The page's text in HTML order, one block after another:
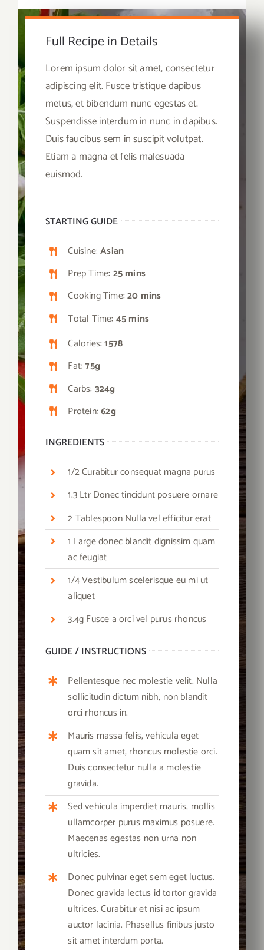
Full Recipe in Details
Lorem ipsum dolor sit amet, consectetur
adipiscing elit. Fusce tristique dapibus
metus, et bibendum nunc egestas et.
Suspendisse interdum in nunc in dapibus.
Duis faucibus sem in suscipit volutpat.
Etiam a magna et felis malesuada
euismod.
STARTING GUIDE
Cuisine:Asian
Prep Time: 25 mins
Cooking Time:20 mins
Total Time: 45 mins
Calories:1578
Fat:75g
Carbs: 324g
Protein:62g
INGREDIENTS
1/2 Curabitur consequat magna purus
1.3 Ltr Donec tincidunt posuere ornare
2 Tablespoon Nulla vel efficitur erat
1 Large donec blandit dignissim quam
ac feugiat
1/4 Vestibulum scelerisque eu mi ut
aliquet
3.4g Fusce a orci vel purus rhoncus
GUIDE / INSTRUCTIONS
Pellentesque nec molestie velit. Nulla
sollicitudin dictum nibh, non blandit
orci rhoncus in.
Mauris massa felis, vehicula eget
quam sit amet, rhoncus molestie orci.
Duis consectetur nulla a molestie
gravida.
Sed vehicula imperdiet mauris, mollis
ullamcorper purus maximus posuere.
Maecenas egestas non urna non
ultricies.
Donec pulvinar eget sem eget luctus.
Donec gravida lectus id tortor gravida
ultrices. Curabitur et nisi ac ipsum
auctor lacinia. Phasellus finibus justo
sit amet interdum porta.